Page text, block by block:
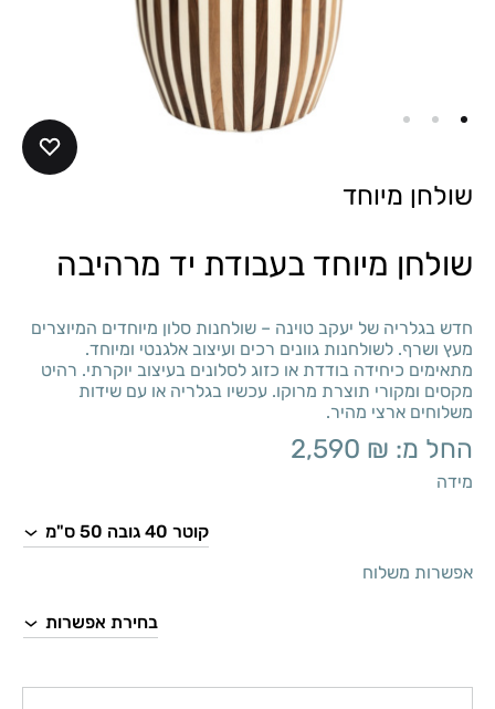
שולחן מיוחד
שולחן מיוחד בעבודת יד מרהיבה
חדש בגלריה של יעקב טוינה – שולחנות סלון מיוחדים המיוצרים
מעץ ושרף. לשולחנות גוונים רכים ועיצוב אלגנטי ומיוחד.
מתאימים כיחידה בודדת או כזוג לסלונים בעיצוב יוקרתי. רהיט
מקסים ומקורי תוצרת מרוקו. עכשיו בגלריה או עם שידות
משלוחים ארצי מהיר.
החל מ: 2,590 ₪
מידה
אפשרות משלוח